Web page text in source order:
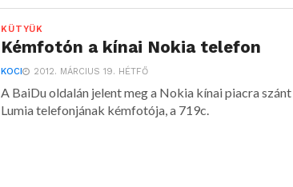
KÜTYÜK
Kémfotón a kínai Nokia telefon
KOCI 2012. MÁRCIUS 19. HÉTFŐ
A BaiDu oldalán jelent meg a Nokia kínai piacra szánt
Lumia telefonjának kémfotója, a 719c.